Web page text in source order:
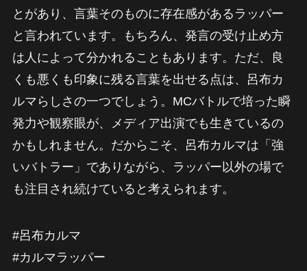
とがあり、言葉そのものに存在感があるラッパー
と言われています。もちろん、発言の受け止め方
は人によって分かれることもあります。ただ、良
くも悪くも印象に残る言葉を出せる点は、呂布カ
ルマらしさの一つでしょう。MCバトルで培った瞬
発力や観察眼が、メディア出演でも生きているの
かもしれません。だからこそ、呂布カルマは「強
いバトラー」でありながら、ラッパー以外の場で
も注目され続けていると考えられます。
#呂布カルマ
#カルマラッパー